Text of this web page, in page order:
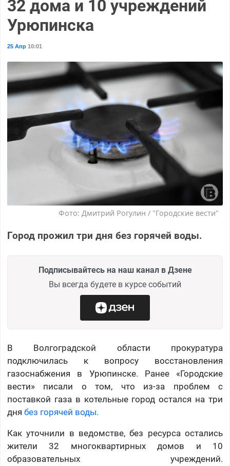
32 дома и 10 учреждений
Урюпинска
25 Апр10:01
Фото: Дмитрий Рогулин / "Городские вести"
Город прожил три дня без горячей воды.
Подписывайтесь на наш канал в Дзене
Вы всегда будете в курсе событий
В Волгоградской области прокуратура
подключилась к вопросу восстановления
газоснабжения в Урюпинске. Ранее «Городские
вести» писали о том, что из-за проблем с
поставкой газа в котельные город остался на три
дня без горячей воды.
Как уточнили в ведомстве, без ресурса остались
жители 32 многоквартирных домов и 10
образовательных учреждений.